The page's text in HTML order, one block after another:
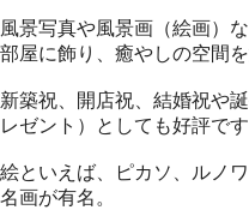
風景写真や風景画（絵画）
部屋に飾り、癒やしの空間
新築祝、開店祝、結婚祝や
レゼント）としても好評です
絵といえば、ピカソ、ルノ
名画が有名。